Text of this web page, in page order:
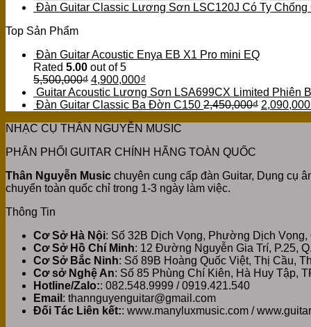
Đàn Guitar Classic Lương Sơn LSC120J Có Ty
Top Sản Phẩm
Đàn Guitar Acoustic Enya EB X1 Pro mini EQ
Rated 5.00 out of 5
5,500,000₫ 4,900,000₫
Guitar Acoustic Lương Sơn LSA699CX Limited Phiên
Đàn Guitar Classic Ba Đờn C150 2,450,000₫ 2,090,000
NHẠC CỤ THÂN NGUYỄN MUSIC
PHÂN PHỐI GUITAR CHÍNH HÃNG TOÀN QUỐC
Thân Nguyễn Music chuyên cung cấp đàn Guitar, Dụng cụ
chuyển toàn quốc chỉ trong 1-3 ngày làm việc.
Thông Tin
Cơ Sở Hà Nội: Số 32B Dịch Vọng, Phường Dịch Vọng,
Cơ Sở Hồ Chí Minh: 12 Đường Nguyễn Gia Trí, P.25,
Cơ Sở Bắc Ninh: Số 89B Hoàng Quốc Việt, Thị Cầu,
Cơ sở Nghệ An: Số 85 Phùng Chí Kiên, Hà Huy Tập,
Hotline/Zalo:: 082.548.9999 / 0919.421.540
Email : thannguyenguitar@gmail.com
Đối Tác Liên kết:: www.manyluxmusic.com /